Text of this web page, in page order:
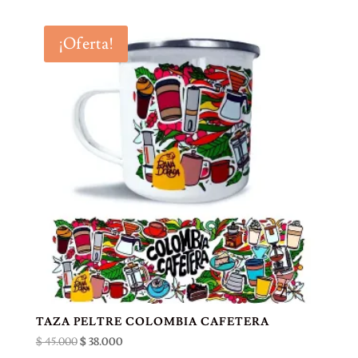
era:
$ 45.000.
es:
$ 38.000.
¡Oferta!
TAZA PELTRE COLOMBIA CAFETERA
$45.000El
$38.000El